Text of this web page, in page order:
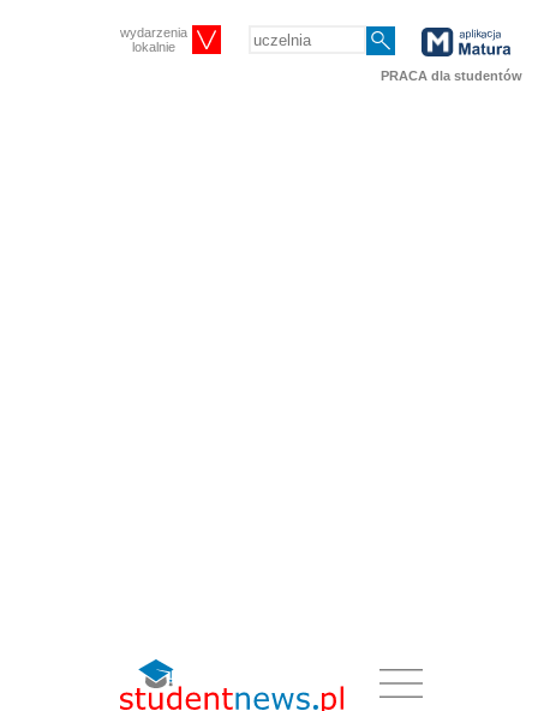
wydarzenia
lokalnie
PRACA dla studentów